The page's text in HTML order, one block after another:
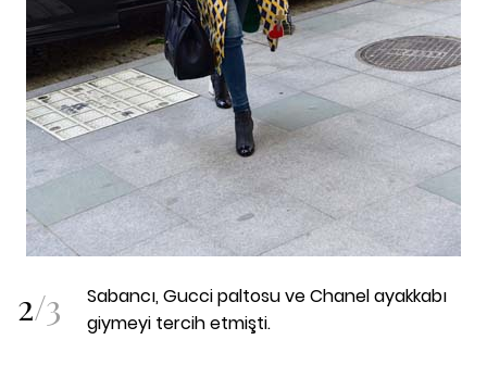
2/3
Sabancı, Gucci paltosu ve Chanel ayakkabı
giymeyi tercih etmişti.